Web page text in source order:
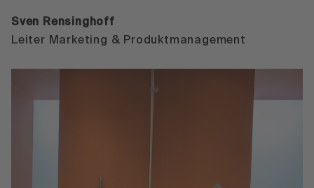
Sven Rensinghoff
Leiter Marketing & Produktmanagement